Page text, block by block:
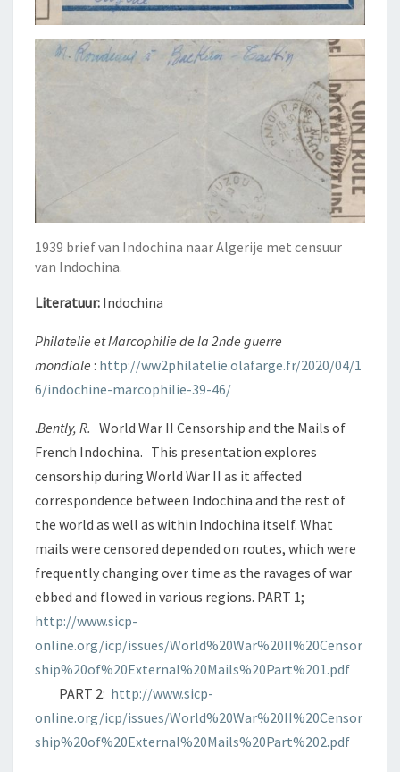
1939 brief van Indochina naar Algerije met censuur
van Indochina.
Literatuur: Indochina
Philatelie et Marcophilie de la 2nde guerre
mondiale : http://ww2philatelie.olafarge.fr/2020/04/1
6/indochine-marcophilie-39-46/
.Bently, R. World War II Censorship and the Mails of
French Indochina. This presentation explores
censorship during World War II as it affected
correspondence between Indochina and the rest of
the world as well as within Indochina itself. What
mails were censored depended on routes, which were
frequently changing over time as the ravages of war
ebbed and flowed in various regions. PART 1;
http://www.sicp-
online.org/icp/issues/World%20War%20II%20Censor
ship%20of%20External%20Mails%20Part%201.pdf
PART 2: http://www.sicp-
online.org/icp/issues/World%20War%20II%20Censor
ship%20of%20External%20Mails%20Part%202.pdf